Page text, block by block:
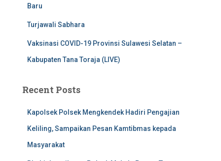
Baru
Turjawali Sabhara
Vaksinasi COVID-19 Provinsi Sulawesi Selatan –
Kabupaten Tana Toraja (LIVE)
Recent Posts
Kapolsek Polsek Mengkendek Hadiri Pengajian
Keliling, Sampaikan Pesan Kamtibmas kepada
Masyarakat